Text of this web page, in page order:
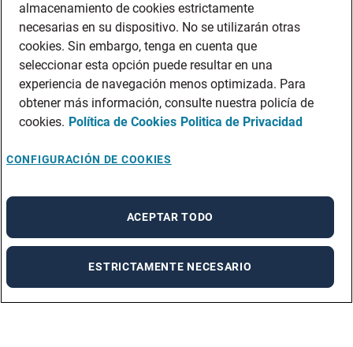
Agradecemos que contestes esta pregunta. No
te tomará más de 1 minuto.
almacenamiento de cookies estrictamente
necesarias en su dispositivo. No se utilizarán otras
cookies. Sin embargo, tenga en cuenta que
seleccionar esta opción puede resultar en una
experiencia de navegación menos optimizada. Para
obtener más información, consulte nuestra policía de
cookies. Política de Cookies Politica de Privacidad
CONFIGURACIÓN DE COOKIES
ESTRICTAMENTE NECESARIO
ACEPTAR TODO